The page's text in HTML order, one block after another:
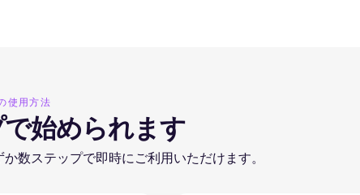
使用方法
始められます
数ステップで即時にご利用いただけます。